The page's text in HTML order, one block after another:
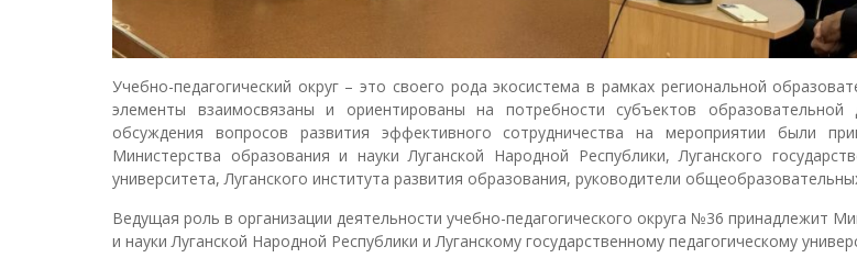
Учебно-педагогический округ – это своего рода экосистема в рамках региональной
элементы взаимосвязаны и ориентированы на потребности субъектов образовательной
обсуждения вопросов развития эффективного сотрудничества на мероприятии были
Министерства образования и науки Луганской Народной Республики, Луганского
университета, Луганского института развития образования, руководители
Ведущая роль в организации деятельности учебно-педагогического округа №36 принадлежит
и науки Луганской Народной Республики и Луганскому государственному педагогическому